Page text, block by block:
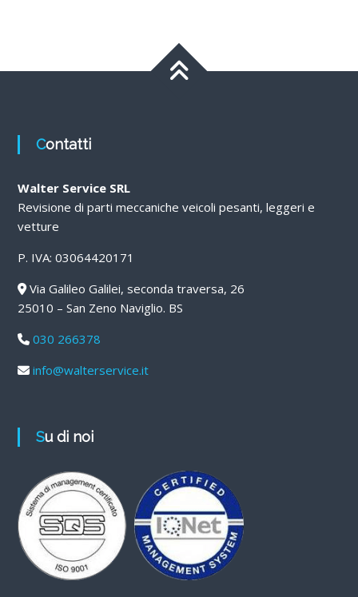
Contatti
Walter Service SRL
Revisione di parti meccaniche veicoli pesanti, leggeri e
vetture
P. IVA: 03064420171
Via Galileo Galilei, seconda traversa, 26
25010 – San Zeno Naviglio. BS
030 266378
info@walterservice.it
Su di noi